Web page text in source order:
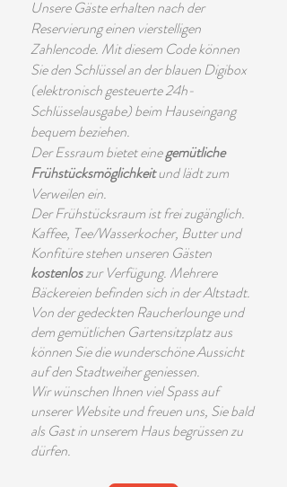
Unsere Gäste erhalten nach der
Reservierung einen vierstelligen
Zahlencode. Mit diesem Code können
Sie den Schlüssel an der blauen Digibox
(elektronisch gesteuerte 24h-
Schlüsselausgabe) beim Hauseingang
bequem beziehen.
Der Essraum bietet einegemütliche
Frühstücksmöglichkeitund lädt zum
Verweilen ein.
Der Frühstücksraum ist frei zugänglich.
Kaffee, Tee/Wasserkocher, Butter und
Konfitüre stehen unseren Gästen
kostenloszur Verfügung. Mehrere
Bäckereien befinden sich in der Altstadt.
Von der gedeckten Raucherlounge und
dem gemütlichen Gartensitzplatz aus
können Sie die wunderschöne Aussicht
auf den Stadtweiher geniessen.
Wir wünschen Ihnen viel Spass auf
unserer Website und freuen uns, Sie bald
als Gast in unserem Haus begrüssen zu
dürfen.